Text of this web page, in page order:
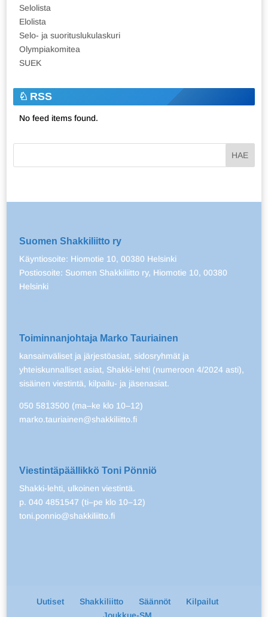
Selolista
Elolista
Selo- ja suorituslukulaskuri
Olympiakomitea
SUEK
RSS
No feed items found.
Suomen Shakkiliitto ry
Käyntiosoite: Hiomotie 10, 00380 Helsinki
Postiosoite: Suomen Shakkiliitto ry, Hiomotie 10, 00380
Helsinki
Toiminnanjohtaja Marko Tauriainen
kansainväliset ja järjestöasiat, sidosryhmät ja
yhteiskunnalliset asiat, Shakki-lehti (numeroon 4/2024 asti),
sisäinen viestintä, kilpailu- ja jäsenasiat.
050 5813500 (ma–ke klo 10–12)
marko.tauriainen@shakkiliitto.fi
Viestintäpäällikkö Toni Pönniö
Shakki-lehti, ulkoinen viestintä.
p. 040 4851547 (ti–pe klo 10–12)
toni.ponnio@shakkiliitto.fi
Uutiset Shakkiliitto Säännöt
Kilpailut